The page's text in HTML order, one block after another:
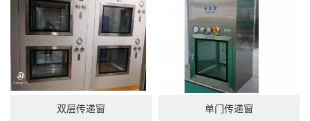
双层传递窗 单门传递窗